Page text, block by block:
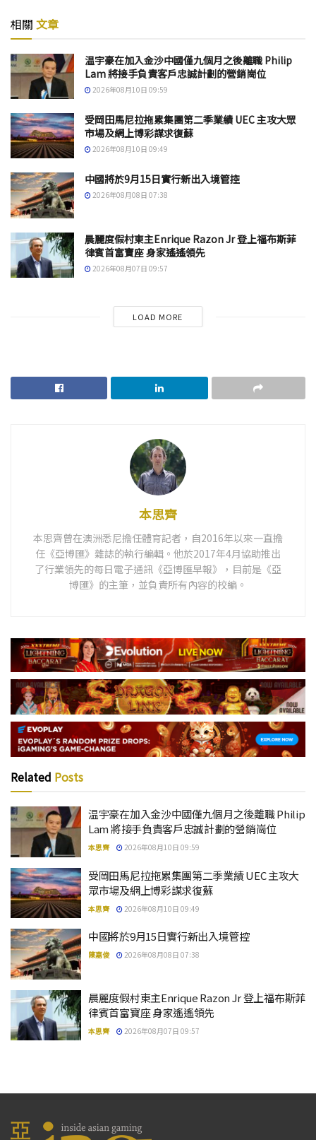
相關 文章
温宇豪在加入金沙中國僅九個月之後離職 Philip
Lam 將接手負責客戶忠誠計劃的營銷崗位
2026年08月10日 09:59
受岡田馬尼拉拖累集團第二季業績 UEC 主攻大眾
市場及網上博彩謀求復蘇
2026年08月10日 09:49
中國將於9月15日實行新出入境管控
2026年08月08日 07:38
晨麗度假村東主Enrique Razon Jr 登上福布斯菲
律賓首富寶座 身家遙遙領先
2026年08月07日 09:57
LOAD MORE
本思齊
本思齊曾在澳洲悉尼擔任體育記者，自2016年以來一直擔
任《亞博匯》雜誌的執行編輯。他於2017年4月協助推出
了行業領先的每日電子通訊《亞博匯早報》，目前是《亞
博匯》的主筆，並負責所有內容的校編。
Related Posts
温宇豪在加入金沙中國僅九個月之後離職 Philip
Lam 將接手負責客戶忠誠計劃的營銷崗位
本思齊 2026年08月10日 09:59
受岡田馬尼拉拖累集團第二季業績 UEC 主攻大
眾市場及網上博彩謀求復蘇
本思齊 2026年08月10日 09:49
中國將於9月15日實行新出入境管控
陳嘉俊 2026年08月08日 07:38
晨麗度假村東主Enrique Razon Jr 登上福布斯菲
律賓首富寶座 身家遙遙領先
本思齊 2026年08月07日 09:57